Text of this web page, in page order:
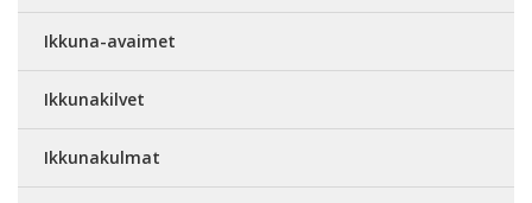
Ikkuna-avaimet
Ikkunakilvet
Ikkunakulmat